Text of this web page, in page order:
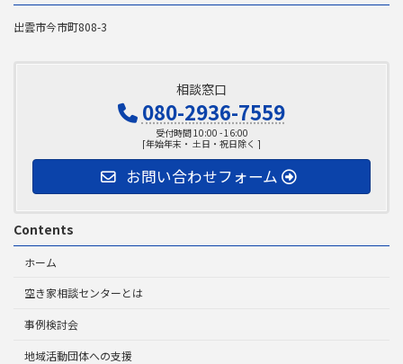
出雲市今市町808-3
相談窓口
080-2936-7559
受付時間 10:00 - 16:00
[年始年末・ 土日・祝日除く ]
お問い合わせフォーム
Contents
ホーム
空き家相談センターとは
事例検討会
地域活動団体への支援